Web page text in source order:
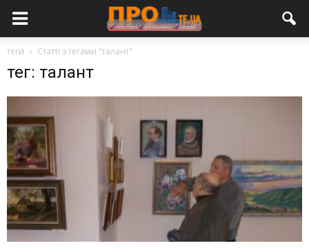
теги Статті з тегами "талант"
тег: талант